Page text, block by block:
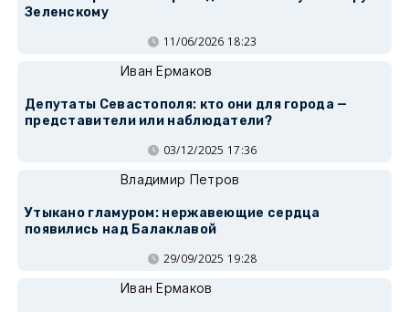
Зеленскому
11/06/2026 18:23
Иван Ермаков
Депутаты Севастополя: кто они для города —
представители или наблюдатели?
03/12/2025 17:36
Владимир Петров
Утыкано гламуром: нержавеющие сердца
появились над Балаклавой
29/09/2025 19:28
Иван Ермаков